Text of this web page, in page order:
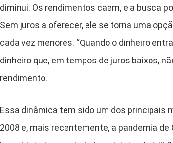
diminui. Os rendimentos caem, e a busca
Sem juros a oferecer, ele se torna uma
cada vez menores. “Quando o dinheiro
dinheiro que, em tempos de juros baixos,
rendimento.
Essa dinâmica tem sido um dos principais
2008 e, mais recentemente, a pandemia